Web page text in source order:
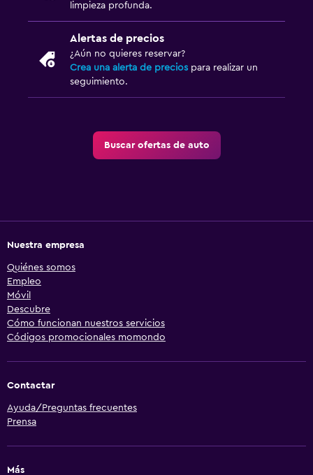
limpieza profunda.
Alertas de precios
¿Aún no quieres reservar?
Crea una alerta de precios para realizar un
seguimiento.
Buscar ofertas de auto
Nuestra empresa
Quiénes somos
Empleo
Móvil
Descubre
Cómo funcionan nuestros servicios
Códigos promocionales momondo
Contactar
Ayuda/Preguntas frecuentes
Prensa
Más